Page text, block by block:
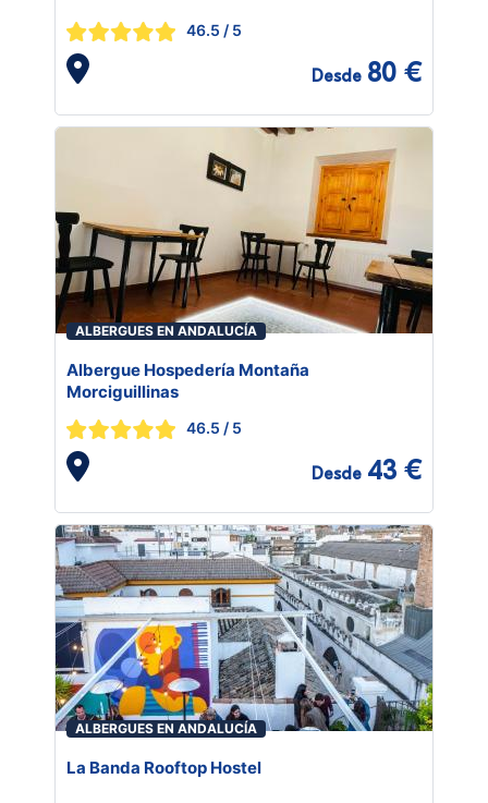
46.5 / 5
Desde 80 €
ALBERGUES EN ANDALUCÍA
Albergue Hospedería Montaña
Morciguillinas
46.5 / 5
Desde 43 €
ALBERGUES EN ANDALUCÍA
La Banda Rooftop Hostel